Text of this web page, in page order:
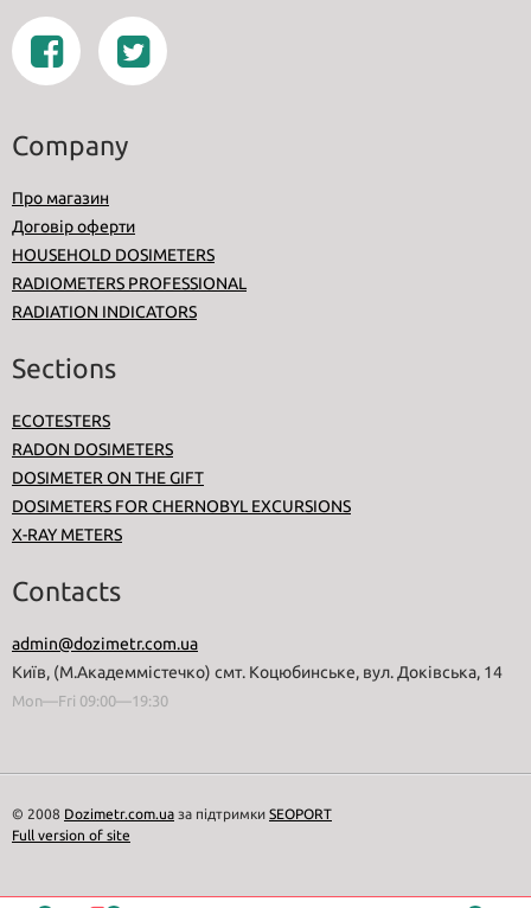
Company
Про магазин
Договір оферти
HOUSEHOLD DOSIMETERS
RADIOMETERS PROFESSIONAL
RADIATION INDICATORS
Sections
ECOTESTERS
RADON DOSIMETERS
DOSIMETER ON THE GIFT
DOSIMETERS FOR CHERNOBYL EXCURSIONS
X-RAY METERS
Contacts
admin@dozimetr.com.ua
Київ, (М.Академмістечко) смт. Коцюбинське, вул. Доківська, 14
Mon—Fri 09:00—19:30
© 2008 Dozimetr.com.ua за підтримки SEOPORT
Full version of site